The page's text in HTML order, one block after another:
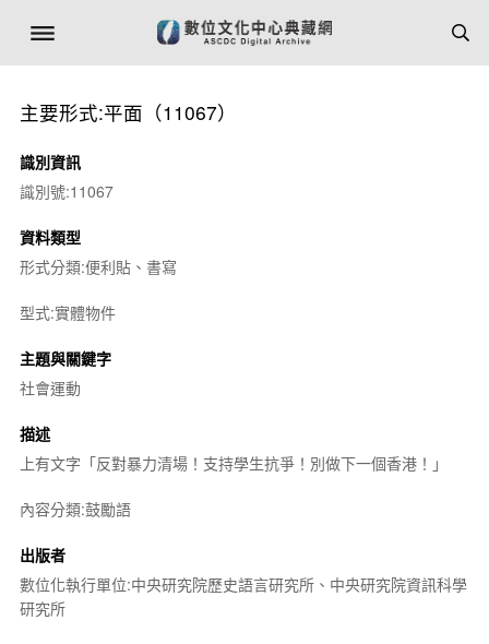
主要形式:平面（11067）
識別資訊
識別號:11067
資料類型
形式分類:便利貼、書寫
型式:實體物件
主題與關鍵字
社會運動
描述
上有文字「反對暴力清場！支持學生抗爭！別做下一個香港！」
內容分類:鼓勵語
出版者
數位化執行單位:中央研究院歷史語言研究所、中央研究院資訊科學
研究所